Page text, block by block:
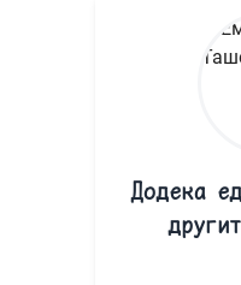
Додека